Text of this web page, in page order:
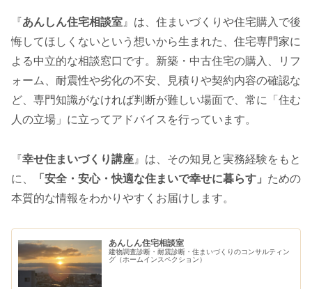
『あんしん住宅相談室』は、住まいづくりや住宅購入で後
悔してほしくないという想いから生まれた、住宅専門家に
よる中立的な相談窓口です。新築・中古住宅の購入、リフ
ォーム、耐震性や劣化の不安、見積りや契約内容の確認な
ど、専門知識がなければ判断が難しい場面で、常に「住む
人の立場」に立ってアドバイスを行っています。
『幸せ住まいづくり講座 』は、その知見と実務経験をもと
に、
「安全・安心・快適な住まいで幸せに暮らす」 ための
本質的な情報をわかりやすくお届けします。
あんしん住宅相談室
建物調査診断・耐震診断・住まいづくりのコンサルティン
グ（ホームインスペクション）